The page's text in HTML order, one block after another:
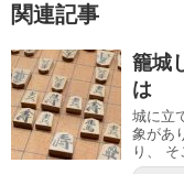
関連記事
籠城
は
城に立
象があ
り、 そ